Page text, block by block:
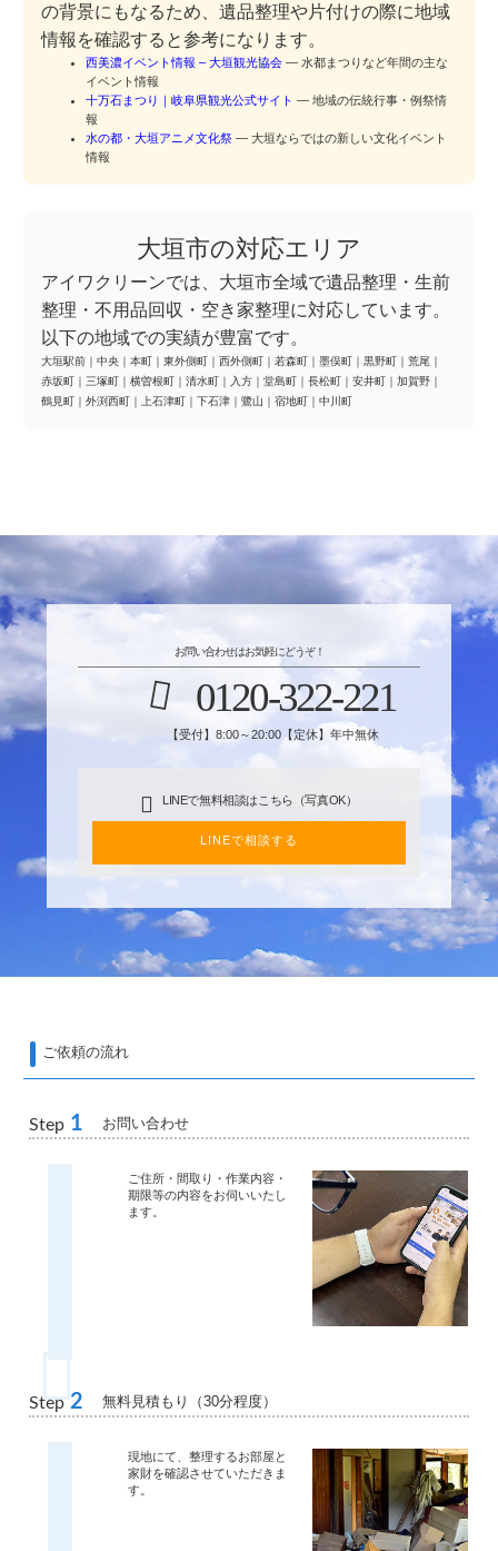
の背景にもなるため、遺品整理や片付けの際に地域
情報を確認すると参考になります。
西美濃イベント情報 – 大垣観光協会 — 水都まつりなど年間の主な
イベント情報
十万石まつり｜岐阜県観光公式サイト — 地域の伝統行事・例祭情
報
水の都・大垣アニメ文化祭 — 大垣ならではの新しい文化イベント
情報
大垣市の対応エリア
アイワクリーンでは、大垣市全域で遺品整理・生前
整理・不用品回収・空き家整理に対応しています。
以下の地域での実績が豊富です。
大垣駅前 ｜ 中央 ｜ 本町 ｜ 東外側町 ｜ 西外側町 ｜ 若森町 ｜ 墨俣町 ｜ 黒野町 ｜ 荒尾 ｜
赤坂町 ｜ 三塚町 ｜ 横曽根町 ｜ 清水町 ｜ 入方 ｜ 堂島町 ｜ 長松町 ｜ 安井町 ｜ 加賀野 ｜
鶴見町 ｜ 外渕西町 ｜ 上石津町 ｜ 下石津 ｜ 鷺山 ｜ 宿地町 ｜ 中川町
お問い合わせはお気軽にどうぞ！
0120-322-221
【受付】8:00～20:00【定休】年中無休
LINEで無料相談はこちら（写真OK）
LINEで相談する
ご依頼の流れ
Step 1 お問い合わせ
ご住所・間取り・作業内容・
期限等の内容をお伺いいたし
ます。
Step 2 無料見積もり（30分程度）
現地にて、整理するお部屋と
家財を確認させていただきま
す。